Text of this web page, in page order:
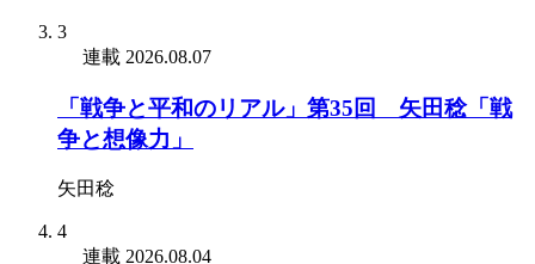
3
連載 2026.08.07
「戦争と平和のリアル」第35回 矢田稔「戦
争と想像力」
矢田稔
4
連載 2026.08.04